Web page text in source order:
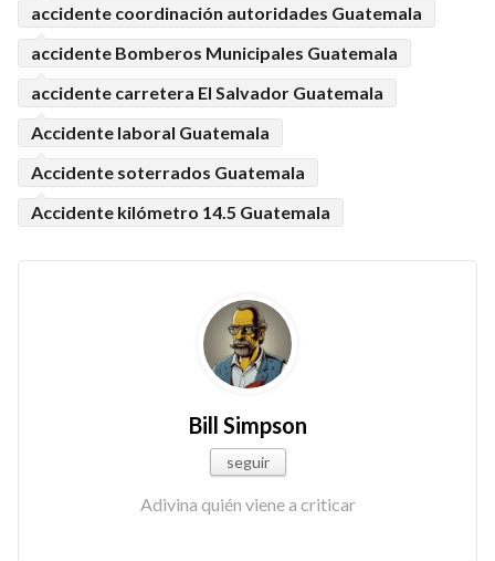
accidente coordinación autoridades Guatemala
accidente Bomberos Municipales Guatemala
accidente carretera El Salvador Guatemala
Accidente laboral Guatemala
Accidente soterrados Guatemala
Accidente kilómetro 14.5 Guatemala
Bill Simpson
seguir
Adivina quién viene a criticar